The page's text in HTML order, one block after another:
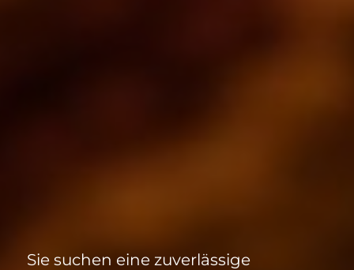
Sie suchen eine zuverlässige